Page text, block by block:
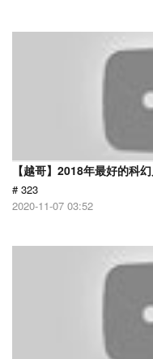
【越哥】2018年最好的科
# 323
2020-11-07 03:52